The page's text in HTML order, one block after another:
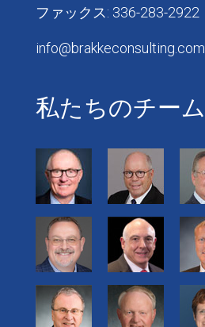
ファックス: 336-283-2922
info@brakkeconsulting.com
私たちのチーム